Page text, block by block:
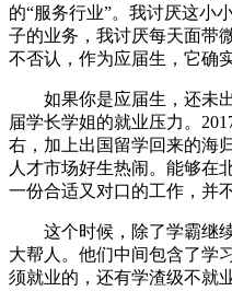
的“服务行业”。我讨厌这小
子的业务，我讨厌每天面带
不否认，作为应届生，它确
如果你是应届生，还未出
届学长学姐的就业压力。
右，加上出国留学回来的海
人才市场好生热闹。能够在
一份合适又对口的工作，并
这个时候，除了学霸继续
大帮人。他们中间包含了学
须就业的，还有学渣级不就